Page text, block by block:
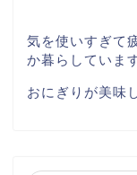
気を使いすぎて
か暮らしていま
おにぎりが美味